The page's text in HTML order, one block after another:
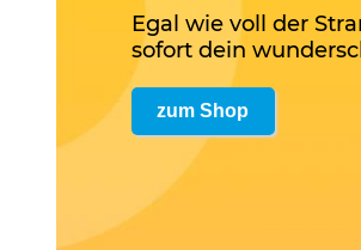
Egal wie voll der
sofort dein
zum Shop